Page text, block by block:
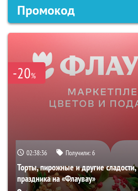
Промокод
-20%
02:38:35 Получили:6
Торты, пирожные и другие
праздника на «Флаувау»